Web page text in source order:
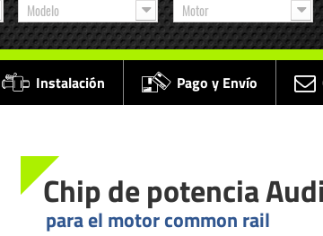
Modelo Motor
Instalación Pago y Envío
Chip de potencia
para el motor common rail